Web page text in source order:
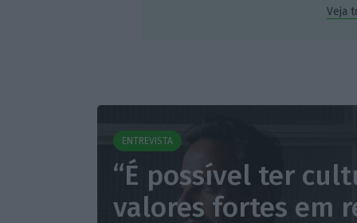
Veja
ENTREVISTA
“É possível ter
valores fortes em